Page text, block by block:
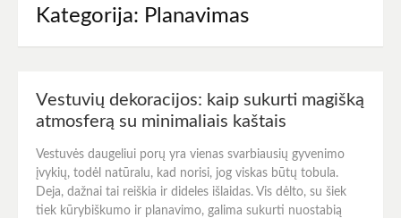
Kategorija: Planavimas
Vestuvių dekoracijos: kaip sukurti magišką
atmosferą su minimaliais kaštais
Vestuvės daugeliui porų yra vienas svarbiausių gyvenimo
įvykių, todėl natūralu, kad norisi, jog viskas būtų tobula.
Deja, dažnai tai reiškia ir dideles išlaidas. Vis dėlto, su šiek
tiek kūrybiškumo ir planavimo, galima sukurti nuostabią